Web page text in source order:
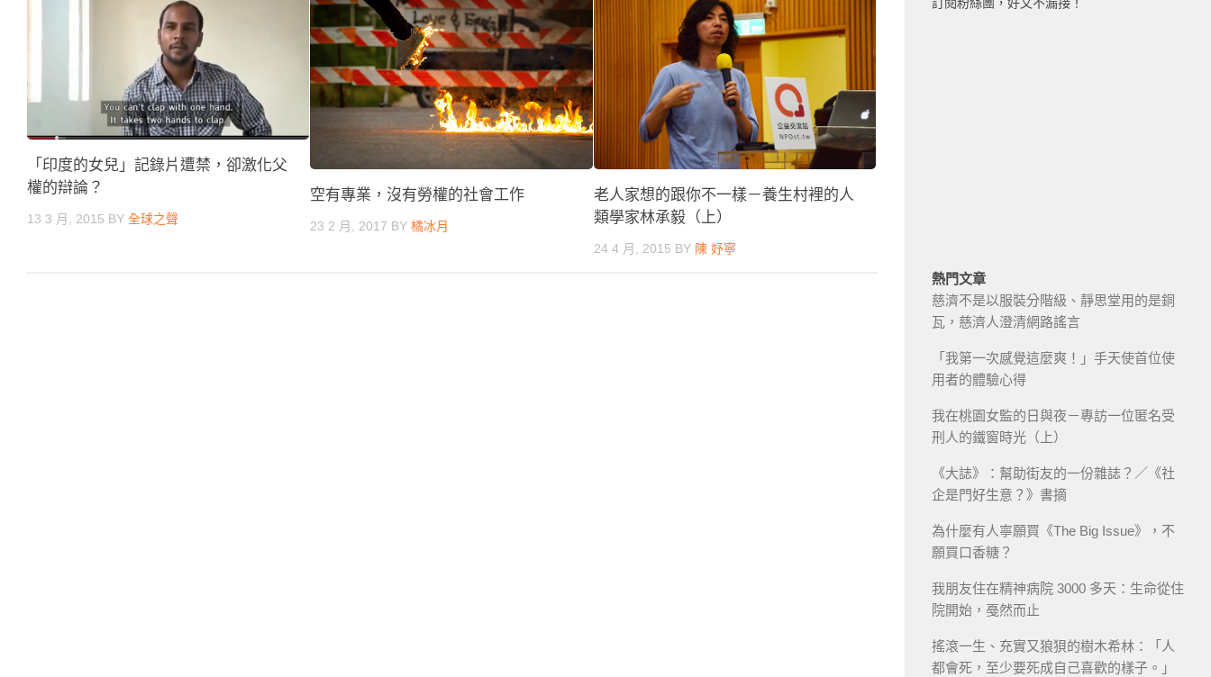
「印度的女兒」記錄片遭禁，卻激化父
權的辯論？
13 3 月, 2015 BY 全球之聲
空有專業，沒有勞權的社會工作
23 2 月, 2017 BY橘冰月
老人家想的跟你不一樣－養生村裡的人
類學家林承毅（上）
24 4 月, 2015 BY 陳 妤寧
訂閱粉絲團，好文不漏接！
熱門文章
慈濟不是以服裝分階級、靜思堂用的是銅
瓦，慈濟人澄清網路謠言
「我第一次感覺這麼爽！」手天使首位使
用者的體驗心得
我在桃園女監的日與夜－專訪一位匿名受
刑人的鐵窗時光（上）
《大誌》：幫助街友的一份雜誌？／《社
企是門好生意？》書摘
為什麼有人寧願買《The Big Issue》，不
願買口香糖？
我朋友住在精神病院 3000 多天：生命從住
院開始，戞然而止
搖滾一生、充實又狼狽的樹木希林：「人
都會死，至少要死成自己喜歡的樣子。」